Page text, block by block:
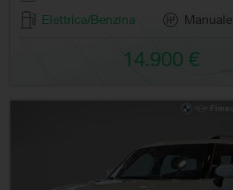
Elettrica/Benzina
Manuale
14.900 €